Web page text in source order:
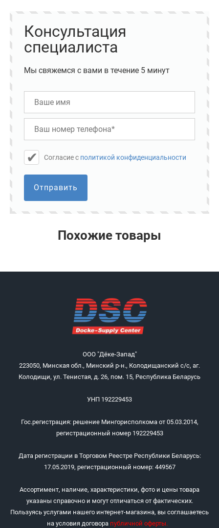
Консультация
специалиста
Мы свяжемся с вами в течение 5 минут
Cогласие с политикой конфиденциальности
Отправить
Похожие товары
ООО "Дёке-Запад"
223050, Минская обл., Минский р-н., Колодищанский с/с, аг.
Колодищи, ул. Тенистая, д. 26, пом. 15, Республика Беларусь
УНП 192229453
Гос.регистрация: решение Мингорисполкома от 05.03.2014,
регистрационный номер 192229453
Дата регистрации в Торговом Реестре Республики Беларусь:
17.05.2019, регистрационный номер: 449567
Ассортимент, наличие, характеристики, фото и цены товара
указаны справочно и могут отличаться от фактических.
Пользуясь услугами нашего интернет-магазина, вы соглашаетесь
на условия договора публичной оферты.